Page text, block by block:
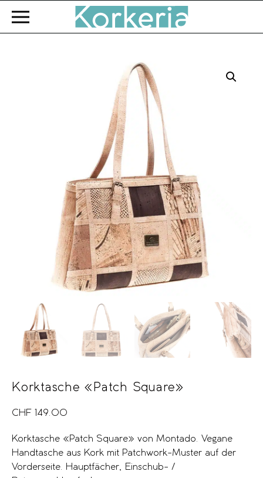
Zum Hauptinhalt springen
Korktasche «Patch Square»
CHF 149.00
Korktasche «Patch Square» von Montado. Vegane
Handtasche aus Kork mit Patchwork-Muster auf der
Vorderseite. Hauptfächer, Einschub- /